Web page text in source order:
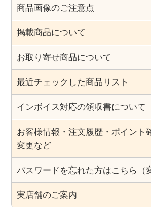
商品画像のご注意点
掲載商品について
お取り寄せ商品について
最近チェックした商品リスト
インボイス対応の領収書について
お客様情報・注文履歴・ポイント
変更など
パスワードを忘れた方はこちら（
実店舗のご案内